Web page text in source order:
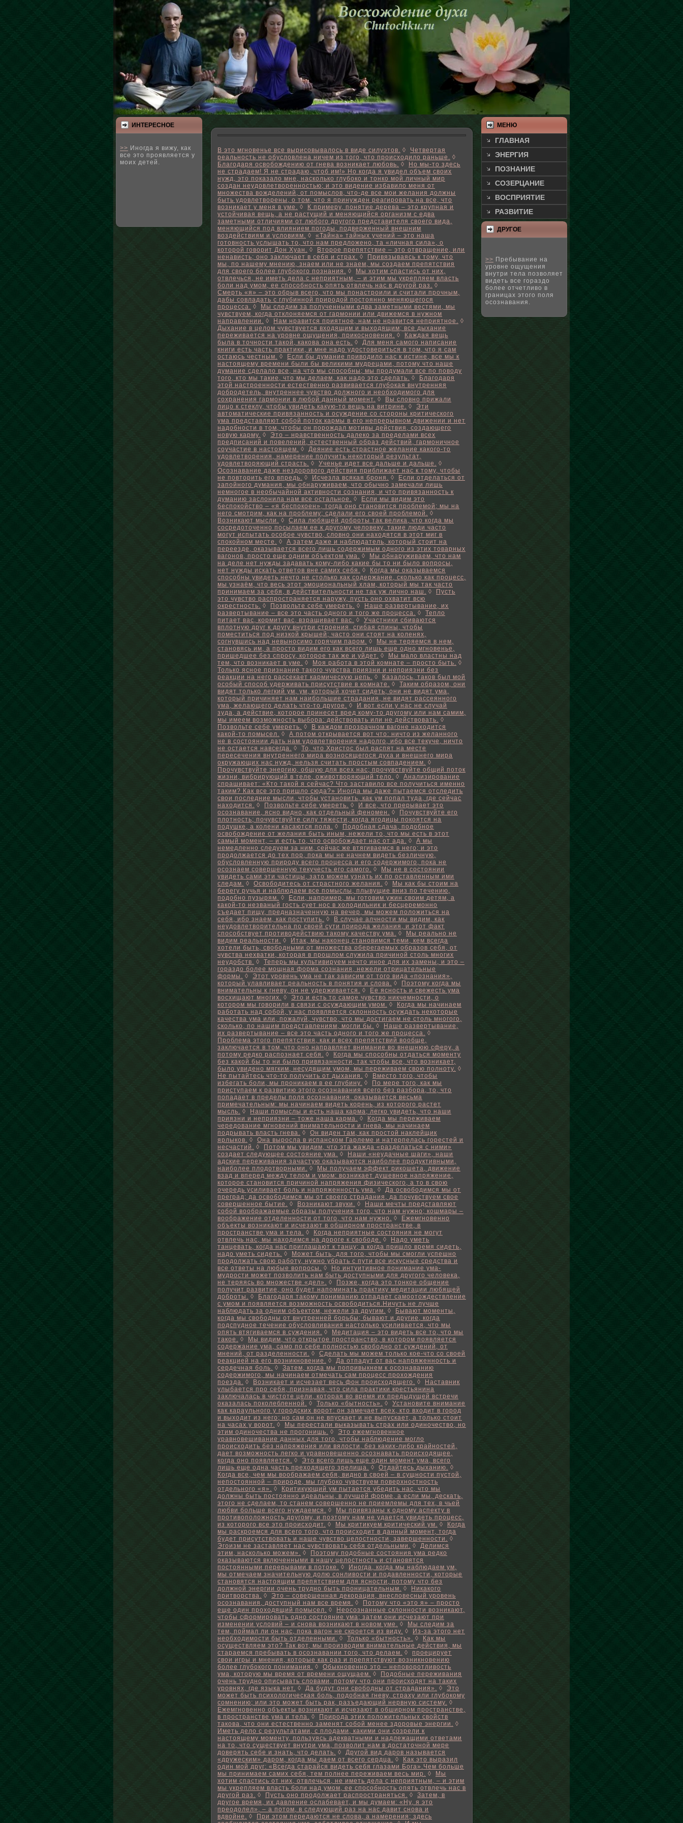
ИНТЕРЕСНΟЕ
>> Иногда я вижу, как
все это проявляется у
моих детей.
В это мгновенье все вырисовывалось в виде силуэтов. ◊ Четвертая
реальность не обусловлена ничем из того, что происходило раньше. ◊
Благодаря освобождению от гнева возникает любовь. ◊
Но мы-то здесь
не страдаем! Я не страдаю, чтоб им!» Но когда я увидел объем своих
нужд, это показало мне, насколько глубоко и тонко мой личный мир
создан неудовлетворенностью; и это видение избавило меня от
множества вожделений, от помыслов, что-де все мои желания должны
быть удовлетворены, о том, что я принужден реагировать на все, что
возникает у меня в уме. ◊
К примеру, понятие дерева – это крупная и
устойчивая вещь, а не растущий и меняющийся организм с едва
заметными отличиями от любого другого представителя своего вида,
меняющийся под влиянием погоды, подверженный внешним
воздействиям и условиям. ◊ «Тайна» тайных учений – это наша
готовность услышать то, что нам предложено, та «личная сила», о
которой говорит Дон Хуан. ◊
Второе препятствие – это отвращение, или
ненависть; оно заключает в себя и страх. ◊
Привязываясь к тому, что
мы, по нашему мнению, знаем или не знаем, мы создаем препятствия
для своего более глубокого познания. ◊
Мы хотим спастись от них,
отвлечься, не иметь дела с неприятным, – и этим мы укрепляем власть
боли над умом, ее способность опять отвлечь нас в другой раз. ◊
Смерть «я» – это обрыв всего, что мы понастроили и считали прочным,
дабы совладать с глубинной природой постоянно меняющегося
процесса. ◊
Мы следим за полученными едва заметными вестями, мы
чувствуем, когда отклоняемся от гармонии или движемся в нужном
направлении. ◊ Нам нравится приятное, нам не нравится неприятное. ◊
Дыхание в целом чувствуется входящим и выходящим; все дыхание
переживается на уровне ощущения, прикосновения. ◊
Каждая вещь
была в точности такой, какова она есть. ◊ Для меня самого написание
книги есть часть практики, и мне надо удостовериться в том, что я сам
остаюсь честным. ◊
Если бы думание приводило нас к истине, все мы к
настоящему времени были бы великими мудрецами, потому что наше
думание сделало все, на что мы способны; мы продумали все по поводу
того, кто мы такие, что мы делаем, как надо это сделать. ◊
Благодаря
этой настроенности естественно развивается глубокая внутренняя
добродетель, внутреннее чувство должного и необходимого для
сохранения гармонии в любой данный момент. ◊
Вы словно прижали
лицо к стеклу, чтобы увидеть какую-то вещь на витрине. ◊ Эти
автоматические привязанность и осуждение со стороны критического
ума представляют собой поток кармы в его непрерывном движении и нет
надобности в том, чтобы он порождал мотивы действия, создающего
новую карму. ◊ Это – нравственность далеко за пределами всех
предписаний и повелений, естественный образ действий, гармоничное
соучастие в настоящем. ◊ Деяние есть страстное желание какого-то
удовлетворения, намерение получить некоторый результат,
удовлетворяющий страсть. ◊ Ученье идет все дальше и дальше. ◊
Осознавание даже нездорового действия приближает нас к тому, чтобы
не повторить его впредь. ◊ Исчезла всякая броня. ◊
Если отделаться от
запойного думания, мы обнаруживаем, что обычно замечали лишь
немногое в необычайной активности сознания, и что привязанность к
думанию заслонила нам все остальное. ◊
Если мы видим это
беспокойство – «я беспокоен», тогда оно становится проблемой; мы на
него смотрим, как на проблему; сделали его своей проблемой. ◊
Возникают мысли. ◊ Сила любящей доброты так велика, что когда мы
сосредоточенно посылаем ее к другому человеку, такие люди часто
могут испытать особое чувство, словно они находятся в этот миг в
спокойном месте. ◊ А затем даже и наблюдатель, который стоит на
переезде, оказывается всего лишь содержимым одного из этих товарных
вагонов, просто еще одним объектом ума. ◊
Мы обнаруживаем, что нам
на деле нет нужды задавать кому-либо какие бы то ни было вопросы,
нет нужды искать ответов вне самих себя. ◊
Когда мы оказываемся
способны увидеть нечто не столько как содержание, сколько как процесс,
мы узнаём, что весь этот эмоциональный хлам, который мы так часто
принимаем за себя, в действительности не так уж лично наш. ◊
Пусть
это чувство распространяется наружу, пусть оно охватит всю
окрестность. ◊ Позвольте себе умереть. ◊
Наше развертывание, их
развертывание – все это часть одного и того же процесса. ◊ Тепло
питает вас, кормит вас, взращивает вас. ◊ Участники сбиваются
вплотную друг к другу внутри строения, сгибая спины, чтобы
поместиться под низкой крышей; часто они стоят на коленях,
согнувшись над невыносимо горячим паром. ◊
Мы не теряемся в нем,
становясь им, а просто видим его как всего лишь еще одно мгновенье,
пришедшее без спросу, которое так же и уйдет. ◊
Мы мало властны над
тем, что возникает в уме. ◊ Моя работа в этой комнате – просто быть. ◊
Только ясное признание такого чувства приязни и неприязни без
реакции на него рассекает кармическую цепь. ◊
Казалось, таков был мой
особый способ удерживать присутствие в комнате. ◊ Таким образом, они
видят только легкий ум, ум, который хочет сидеть; они не видят ума,
который причиняет нам наибольшие страдания, не видят рассеянного
ума, желающего делать что-то другое. ◊
И вот если у нас не случай
зуда, а действие, которое принесет вред кому-то другому или нам самим,
мы имеем возможность выбора: действовать или не действовать. ◊
Позвольте себе умереть. ◊
В каждом прозрачном вагоне находится
какой-то помысел. ◊ А потом открывается вот что: ничто из желанного
не в состоянии дать нам удовлетворения надолго, ибо все текуче, ничто
не остается навсегда. ◊ То, что Христос был распят на месте
пересечения внутреннего мира возносящегося духа и внешнего мира
окружающих нас нужд, нельзя считать простым совпадением. ◊
Прочувствуйте энергию, общую для всех нас; прочувствуйте общий поток
жизни, вибрирующий в теле, оживотворяющий тело. ◊ Анализирование
спрашивает: «Кто такой я сейчас? Что заставило все получиться именно
таким? Как все это пришло сюда?» Иногда мы даже пытаемся отследить
свои последние мысли, чтобы установить, как ум попал туда, где сейчас
находится. ◊ Позвольте себе умереть. ◊
И все, что прерывает это
осознавание, ясно видно, как отдельный феномен. ◊
Почувствуйте его
плотность; почувствуйте силу тяжести, когда ягодицы покоятся на
подушке, а колени касаются пола. ◊
Подобная сдача, подобное
освобождение от желания быть иным, нежели то, что мы есть в этот
самый момент, – и есть то, что освобождает нас от ада. ◊ А мы
немедленно следуем за ним, сейчас же втягиваемся в него; и это
продолжается до тех пор, пока мы не начнем видеть безличную,
обусловленную природу всего процесса и его содержимого, пока не
осознаем совершенную текучесть его самого. ◊
Мы не в состоянии
увидеть сами эти частицы, зато можем узнать их по оставленным ими
следам. ◊ Освободитесь от страстного желания. ◊
Мы как бы стоим на
берегу ручья и наблюдаем все помыслы, плывущие вниз по течению,
подобно пузырям. ◊
Если, например, мы готовим ужин своим детям, а
какой-то незваный гость сует нос в холодильник и бесцеремонно
съедает пищу, предназначенную на вечер, мы можем положиться на
себя, ибо знаем, как поступить. ◊
В случае алчности мы видим, как
неудовлетворительна по своей сути природа желания, и этот факт
способствует противодействию такому качеству ума. ◊
Мы реально не
видим реальности. ◊
Итак, мы наконец становимся теми, кем всегда
хотели быть, свободными от множества оберегаемых образов себя, от
чувства нехватки, которая в прошлом служила причиной столь многих
неудобств. ◊ Теперь мы культивируем нечто иное для их замены, и это –
гораздо более мощная форма сознания, нежели отрицательные
формы. ◊ Этот уровень ума не так зависим от того вида «познания»,
который улавливает реальность в понятия и слова. ◊
Поэтому когда мы
внимательны к гневу, он не удерживается. ◊
Ее ясность и свежесть ума
восхищают многих. ◊ Это и есть то самое чувство никчемности, о
котором мы говорили в связи с осуждающим умом. ◊
Когда мы начинаем
работать над собой, у нас появляется склонность осуждать некоторые
качества ума или, пожалуй, чувство, что мы достигаем не столь многого,
сколько, по нашим представлениям, могли бы. ◊
Наше развертывание,
их развертывание – все это часть одного и того же процесса. ◊
Проблема этого препятствия, как и всех препятствий вообще,
заключается в том, что оно направляет внимание во внешнюю сферу, а
потому редко распознает себя. ◊
Когда мы способны отдаться моменту
без какой бы то ни было привязанности, так чтобы все, что возникает,
было увидено мягким, несудящим умом, мы переживаем свою полноту. ◊
Не пытайтесь что-то получить от дыхания. ◊
Вместо того, чтобы
избегать боли, мы проникаем в ее глубину. ◊
По мере того, как мы
приступаем к развитию этого осознавания всего без разбора, то, что
попадает в пределы поля осознавания, оказывается весьма
примечательным: мы начинаем видеть корень, из которого растет
мысль. ◊
Наши помыслы и есть наша карма; легко увидеть, что наши
приязни и неприязни – тоже наша карма. ◊
Когда мы переживаем
чередование мгновений внимательности и гнева, мы начинаем
подрывать власть гнева. ◊ Он виден там, как простой наклейщик
ярлыков. ◊ Она выросла в испанском Гарлеме и натерпелась горестей и
несчастий. ◊
Потом мы увидим, что эта жажда «разделаться с ними»
создает следующее состояние ума. ◊
Наши «неудачные шаги», наши
адские переживания зачастую оказываются наиболее продуктивными,
наиболее плодотворными. ◊
Мы получаем эффект рикошета, движение
взад и вперед между телом и умом: возникает душевное напряжение,
которое становится причиной напряжения физического, а то в свою
очередь усиливает боль и напряженность ума. ◊ Да освободимся мы от
преград; да освободимся мы от своего страдания, да почувствуем свое
совершенное бытие. ◊ Возникают звуки. ◊
Наши мечты представляют
собой воображаемые образы получения того, что нам нужно; кошмары –
воображение отделенности от того, что нам нужно. ◊
Ежемгновенно
объекты возникают и исчезают в обширном пространстве, в
пространстве ума и тела. ◊
Когда неприятные состояния не могут
отвлечь нас, мы находимся на дороге к свободе. ◊
Надо уметь
танцевать, когда нас приглашают к танцу; а когда пришло время сидеть,
надо уметь сидеть. ◊
Может быть, для того, чтобы мы смогли успешно
продолжать свою работу, нужно убрать с пути все искусные средства и
все ответы на любые вопросы. ◊
Но интуитивное понимание ума-
мудрости может позволить нам быть доступными для другого человека,
не теряясь во множестве «дел». ◊
Позже, когда это тонкое общение
получит развитие, оно будет напоминать практику медитации любящей
доброты. ◊
Благодаря такому пониманию отпадает самоотождествление
с умом и появляется возможность освободиться.Ничуть не лучше
наблюдать за одним объектом, нежели за другим. ◊
Бывают моменты,
когда мы свободны от внутренней борьбы; бывают и другие, когда
подспудное течение обусловливания настолько усиливается, что мы
опять втягиваемся в суждения. ◊
Медитация – это видеть все то, что мы
такое. ◊
Мы видим, что открытое пространство, в котором появляется
содержание ума, само по себе полностью свободно от суждений, от
мнений, от разделенности. ◊ Сделать мы можем только кое-что со своей
реакцией на его возникновение. ◊ Да отпадут от вас напряженность и
сердечная боль. ◊ Затем, когда мы попривыкнем к осознаванию
содержимого, мы начинаем отмечать сам процесс прохождения
поезда. ◊ Возникает и исчезает весь фон происходящего. ◊
Наставник
улыбается про себя, признавая, что сила практики крестьянина
заключалась в чистоте цели, которая во время их предыдущей встречи
оказалась поколебленной. ◊ Только «бытность». ◊ Установите внимание
как караульного у городских ворот: он замечает всех, кто входит в город
и выходит из него; но сам он не впускает и не выпускает, а только стоит
на часах у ворот. ◊
Мы перестали выказывать страх или одиночество, но
этим одиночества не прогонишь. ◊ Это ежемгновенное
уравновешивание данных для того, чтобы наблюдение могло
происходить без напряжения или вялости, без каких-либо крайностей,
дает возможность легко и уравновешенно осознавать происходящее,
когда оно появляется. ◊ Это всего лишь еще один момент ума, всего
лишь еще одна часть преходящего зрелища. ◊ Отдайтесь дыханию. ◊
Когда все, чем мы воображаем себя, видно в своей – в сущности пустой,
непостоянной – природе, мы глубоко чувствуем поверхностность
отдельного «я». ◊
Критикующий ум пытается убедить нас, что мы
должны быть постоянно идеальны, в лучшей форме, а если мы, дескать,
этого не сделаем, то станем совершенно не приемлемы для тех, в чьей
любви больше всего нуждаемся. ◊
Мы привязаны к одному аспекту в
противоположность другому, и поэтому нам не удается увидеть процесс,
из которого все это происходит. ◊ Мы критикуем критический ум. ◊
Когда
мы раскроемся для всего того, что происходит в данный момент, тогда
будет присутствовать и наше чувство целостности, завершенности. ◊
Эгоизм не заставляет нас чувствовать себя отдельными. ◊ Делимся
этим, насколько можем». ◊
Поэтому подобные состояния ума редко
оказываются включенными в нашу целостность и становятся
постоянными перерывами в потоке. ◊
Иногда, когда мы наблюдаем ум,
мы отмечаем значительную долю сонливости и подавленности, которые
становятся настоящим препятствием для ясности, потому что без
должной энергии очень трудно быть проницательным. ◊
Никакого
притворства. ◊ Это – совершенная декорация, внесловесный уровень
осознавания, доступный нам все время. ◊
Потому что «это я» – просто
еще один проходящий помысел. ◊
Неосознанные склонности возникают,
чтобы сформировать одно состояние ума; затем они исчезают при
изменении условий – и снова возникают в новом уме. ◊
Мы следим за
тем, поймал ли он нас, пока вагон не скроется из виду. ◊
Из-за этого нет
необходимости быть отделенными. ◊ Только «бытность». ◊
Как мы
осуществляем это? Так вот, мы производим внимательные действия, мы
стараемся пребывать в осознавании того, что делаем. ◊ проецирует
свои игры и мнения, которые как раз и препятствуют возникновению
более глубокого понимания. ◊ Обыкновенно это – неповоротливость
ума, которую мы время от времени ощущаем. ◊
Подобные переживания
очень трудно описывать словами, потому что они происходят на таких
уровнях, где языка нет. ◊ Да будут они свободны от страдания». ◊ Это
может быть психологическая боль, подобная гневу, страху или глубокому
сомнению; или это может быть рак, разъедающий нервную систему. ◊
Ежемгновенно объекты возникают и исчезают в обширном пространстве,
в пространстве ума и тела. ◊
Природа этих положительных свойств
такова, что они естественно заменят собой менее здоровые энергии. ◊
Иметь дело с результатами, с плодами, какими они созрели к
настоящему моменту, пользуясь адекватными и надлежащими ответами
на то, что существует внутри ума, позволит нам в достаточной мере
доверять себе и знать, что делать. ◊ Другой вид даров называется
«дружеским» даром, когда мы даем от всего сердца. ◊
Как это выразил
один мой друг: «Всегда старайся видеть себя глазами Бога».Чем больше
мы принимаем самих себя, тем полнее переживаем весь мир. ◊
Мы
хотим спастись от них, отвлечься, не иметь дела с неприятным, – и этим
мы укрепляем власть боли над умом, ее способность опять отвлечь нас в
другой раз. ◊ Пусть оно продолжает распространяться. ◊ Затем, в
другое время, их давление ослабевает, и мы думаем: «Ну, я это
преодолел», – а потом, в следующий раз на нас давит снова и
вдвойне. ◊
При этом передаются не слова, а намерения; здесь
МЕНЮ
ГЛАВНАЯ
ЭНЕРГИЯ
ПОЗНАНИЕ
СОЗЕРЦАНИЕ
ВОСПРИЯТИЕ
РАЗВИТИЕ
ДРУГΟЕ
>> Пребывание на
уровне ощущения
внутри тела позволяет
видеть все гораздо
более отчетливо в
границах этого поля
осознавания.